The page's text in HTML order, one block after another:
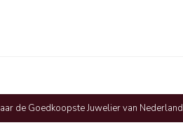
de Goedkoopste Juwelier van Nederland